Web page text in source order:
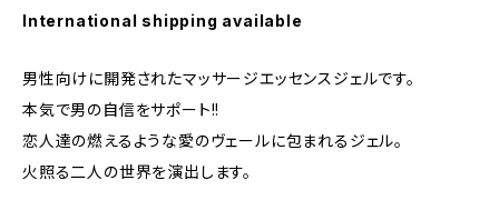
International shipping available
男性向けに開発されたマッサージエッセンスジェルです。
本気で男の自信をサポート!!
恋人達の燃えるような愛のヴェールに包まれるジェル。
火照る二人の世界を演出します。